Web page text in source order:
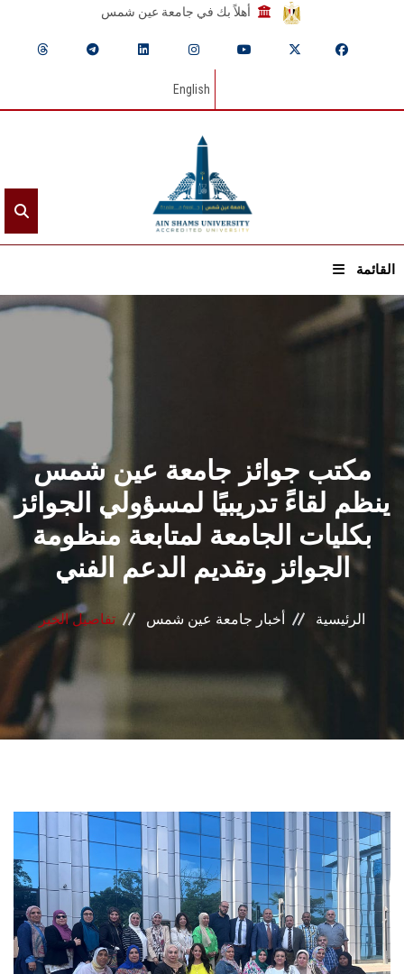
أهلاً بك في جامعة عين شمس
English
القائمة
القطاعـات
الشئون الأكاديمية
البحث العلمي
الرعاية الصحية
المراكز والوحدات
الأنظمة الذكية
الإعلام
الطلاب
هيئة التدريس
الدراسات العليا
الخريجين
مكتب جوائز جامعة عين شمس
ينظم لقاءً تدريبيًا لمسؤولي الجوائز
بكليات الجامعة لمتابعة منظومة
الجوائز وتقديم الدعم الفني
الرئيسية أخبار جامعة عين شمس تفاصيل الخبر